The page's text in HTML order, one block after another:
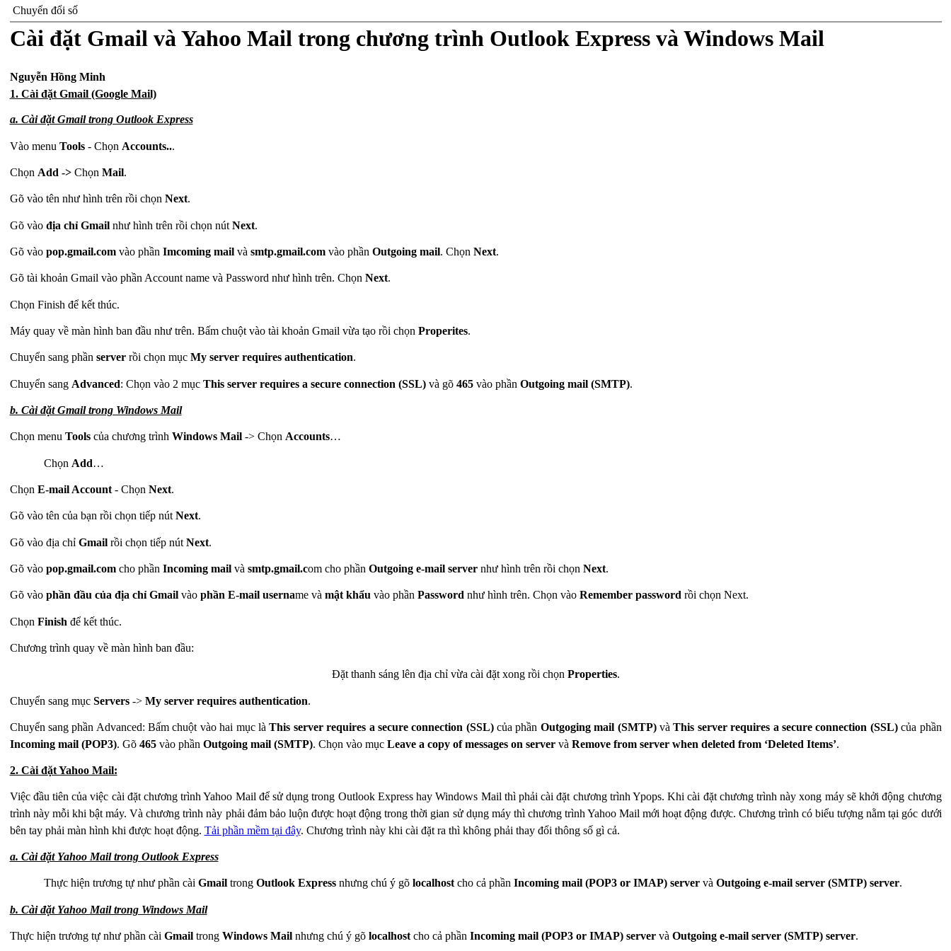
Chuyển đổi số
Cài đặt Gmail và Yahoo Mail trong chương trình Outlook Express và Windows Mail
Nguyễn Hồng Minh
1. Cài đặt Gmail (Google Mail)
a. Cài đặt Gmail trong Outlook Express
Vào menu Tools- Chọn Accounts...
Chọn Add -> Chọn Mail.
Gõ vào tên như hình trên rồi chọn Next.
Gõ vào địa chỉ Gmailnhư hình trên rồi chọn nút Next.
Gõ vào pop.gmail.comvào phần Imcoming mailvà smtp.gmail.comvào phần Outgoing mail. Chọn Next.
Gõ tài khoản Gmail vào phần Account name và Password như hình trên. Chọn Next.
Chọn Finish để kết thúc.
Máy quay về màn hình ban đầu như trên. Bấm chuột vào tài khoản Gmail vừa tạo rồi chọn Properites.
Chuyển sang phần serverrồi chọn mục My server requires authentication.
Chuyển sang Advanced: Chọn vào 2 mục This server requires a secure connection (SSL)và gõ 465vào phần Outgoing mail (SMTP).
b. Cài đặt Gmail trong Windows Mail
Chọn menu Tools của chương trình Windows Mail-> Chọn Accounts…
Chọn Add…
Chọn E-mail Account- Chọn Next.
Gõ vào tên của bạn rồi chọn tiếp nút Next.
Gõ vào địa chỉ Gmail rồi chọn tiếp nút Next.
Gõ vào pop.gmail.comcho phần Incoming mailvà smtp.gmail.com cho phần Outgoing e-mail server như hình trên rồi chọn Next.
Gõ vào phần đầu của địa chỉ Gmailvào phần E-mail username và mật khẩu vào phần Password như hình trên. Chọn vào Remember password rồi chọn Next.
Chọn Finish để kết thúc.
Chương trình quay về màn hình ban đầu:
Đặt thanh sáng lên địa chỉ vừa cài đặt xong rồi chọn Properties.
Chuyển sang mục Servers-> My server requires authentication.
Chuyển sang phần Advanced: Bấm chuột vào hai mục làThis server requires a secure connection (SSL)của phần Outgoging mail (SMTP)vàThis server requires a secure connection (SSL)của phần
Incoming mail (POP3). Gõ 465vào phần Outgoing mail (SMTP). Chọn vào mục Leave a copy of messages on servervà Remove from server when deleted from ‘Deleted Items’.
2. Cài đặt Yahoo Mail:
Việc đầu tiên của việc cài đặt chương trình Yahoo Mail để sử dụng trong Outlook Express hay Windows Mail thì phải cài đặt chương trình Ypops. Khi cài đặt chương trình này xong máy sẽ khởi động chương
trình này mỗi khi bật máy. Và chương trình này phải đảm bảo luộn được hoạt động trong thời gian sử dụng máy thì chương trình Yahoo Mail mới hoạt động được. Chương trình có biểu tượng nằm tại góc dưới
bên tay phải màn hình khi được hoạt động. Tải phần mềm tại đây. Chương trình này khi cài đặt ra thì không phải thay đổi thông số gì cả.
a. Cài đặt Yahoo Mail trong Outlook Express
Thực hiện trương tự như phần cài Gmailtrong Outlook Expressnhưng chú ý gõ localhost cho cả phần Incoming mail (POP3 or IMAP) servervà Outgoing e-mail server (SMTP) server.
b. Cài đặt Yahoo Mail trong Windows Mail
Thực hiện trương tự như phần cài Gmailtrong Windows Mailnhưng chú ý gõ localhost cho cả phần Incoming mail (POP3 or IMAP) servervà Outgoing e-mail server (SMTP) server.